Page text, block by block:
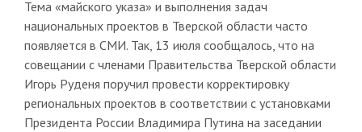
Тема «майского указа» и выполнения задач
национальных проектов в Тверской области часто
появляется в СМИ. Так, 13 июля сообщалось, что на
совещании с членами Правительства Тверской области
Игорь Руденя поручил провести корректировку
региональных проектов в соответствии с установками
Президента России Владимира Путина на заседании